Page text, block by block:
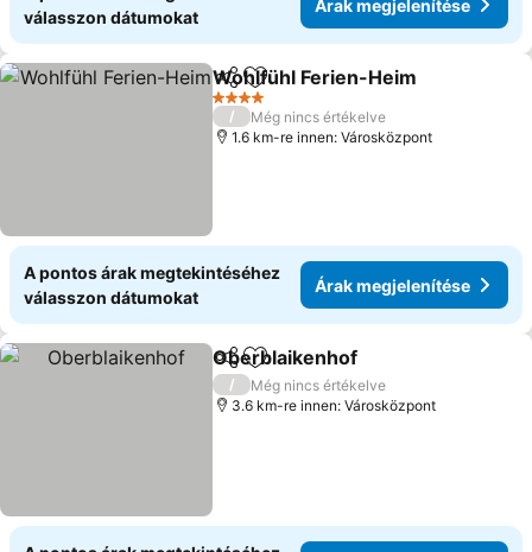
válasszon dátumokat
Árak megjelenítése
Megosztás
Hozzáadás a kedvencekhez
Wohlfühl Ferien-Heim
4 Kategória
/
Még nincs értékelve
1.6 km-re innen: Városközpont
A pontos árak megtekintéséhez
válasszon dátumokat
Árak megjelenítése
Megosztás
Hozzáadás a kedvencekhez
Oberblaikenhof
/
Még nincs értékelve
3.6 km-re innen: Városközpont